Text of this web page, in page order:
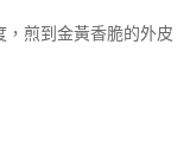
煎到金黃香脆的外皮